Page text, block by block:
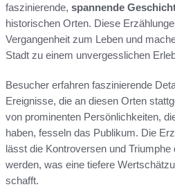
faszinierende, spannende
historischen Orten. Diese
Vergangenheit zum Leben und
Stadt zu einem unvergesslichen
Besucher erfahren faszinierende
Ereignisse, die an diesen Orten
von prominenten Persönlichkeiten,
haben, fesseln das Publikum. Die
lässt die Kontroversen und
werden, was eine tiefere
schafft.